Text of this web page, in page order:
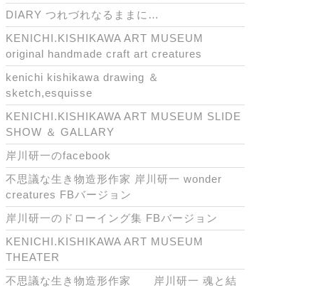
DIARY つれづれなるままに…
KENICHI.KISHIKAWA ART MUSEUM
original handmade craft art creatures
kenichi kishikawa drawing ＆
sketch,esquisse
KENICHI.KISHIKAWA ART MUSEUM SLIDE
SHOW ＆ GALLARY
岸川研一のfacebook
不思議な生き物造形作家 岸川研一 wonder
creatures FBバージョン
岸川研一のドローイング集 FBバージョン
KENICHI.KISHIKAWA ART MUSEUM
THEATER
不思議な生き物造形作家 岸川研一 魂と結